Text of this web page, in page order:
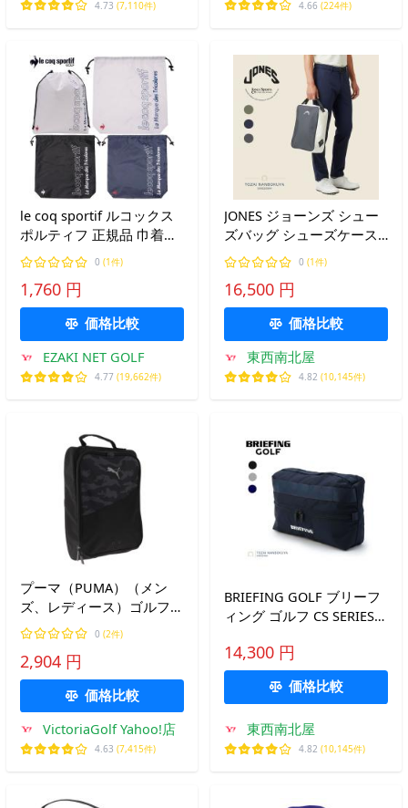
4.73 (7,110件) 4.66 (224件)
le coq sportif ルコックス
ポルティフ 正規品 巾着型
シューズケース 2026新製
品 「 LG6SBZ22M 」
0 (1件)
1,760 円
価格比較
EZAKI NET GOLF
4.77 (19,662件)
JONES ジョーンズ シュー
ズバッグ シューズケース
ナイロン ゴルフ
shosebag-nylon メンズ レ
ディース ゴルフ用品
GOLF 軽量 シンプル 爆買
0 (1件)
16,500 円
価格比較
東西南北屋
4.82 (10,145件)
プーマ（PUMA）（メン
ズ、レディース）ゴルフ
2WAYジッパー シューズバ
ッグ 078123-01
0 (2件)
2,904 円
価格比較
VictoriaGolf Yahoo!店
4.63 (7,415件)
BRIEFING GOLF ブリーフ
ィング ゴルフ CS SERIES
brg251g18 ユニセックス
レディース メンズ シュー
ズバッグ 靴入れ 靴袋 2ハ
14,300 円
価格比較
東西南北屋
4.82 (10,145件)